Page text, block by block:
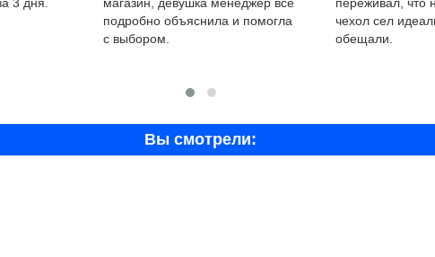
подробно объяснила и помогла
с выбором.
чехол сел
обещали.
Вы смотрели: